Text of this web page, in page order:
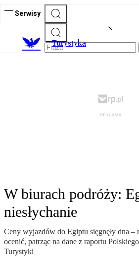
Serwisy
Turystyka
W biurach podróży:
niesłychanie
Ceny wyjazdów do Egiptu sięgnęły dna –
ocenić, patrząc na dane z raportu
Turystyki